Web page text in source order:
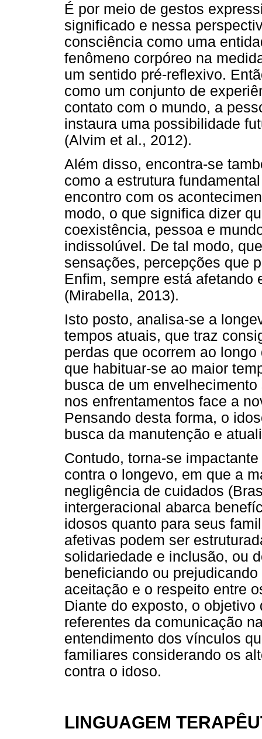
É por meio de gestos
significado e nessa
consciência como uma
fenômeno corpóreo na
um sentido pré-reflexivo.
como um conjunto de
contato com o mundo, a
instaura uma possibilidade
(Alvim et al., 2012).
Além disso, encontra-se
como a estrutura
encontro com os
modo, o que significa dizer
coexistência, pessoa e
indissolúvel. De tal modo,
sensações, percepções que
Enfim, sempre está afetando
(Mirabella, 2013).
Isto posto, analisa-se a
tempos atuais, que traz
perdas que ocorrem ao
que habituar-se ao maior
busca de um
nos enfrentamentos face a
Pensando desta forma, o
busca da manutenção e
Contudo, torna-se
contra o longevo, em que a
negligência de cuidados
intergeracional abarca
idosos quanto para seus
afetivas podem ser
solidariedade e inclusão, ou
beneficiando ou
aceitação e o respeito entre
Diante do exposto, o
referentes da comunicação
entendimento dos vínculos
familiares considerando os
contra o idoso.
LINGUAGEM